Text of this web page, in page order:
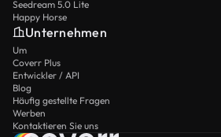
Seedream 5.0 Lite
Happy Horse
Unternehmen
Um
Coverr Plus
Entwickler / API
Blog
Häufig gestellte Fragen
Werben
Kontaktieren Sie uns